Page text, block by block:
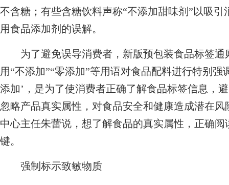
不含糖；有些含糖饮料声称“不添加甜味剂”以吸
用食品添加剂的误解。
为了避免误导消费者，新版预包装食品标签通
用“不添加”“零添加”等用语对食品配料进行特别强
添加’，是为了使消费者正确了解食品标签信息，
忽略产品真实属性，对食品安全和健康造成潜在
中心主任朱蕾说，想了解食品的真实属性，正确
键。
强制标示致敏物质